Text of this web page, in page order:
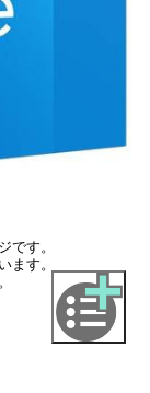
です。
ます。